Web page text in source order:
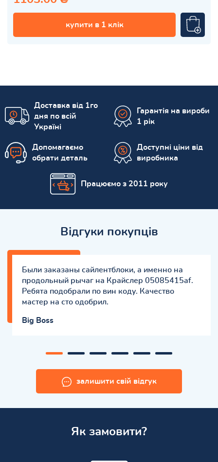
купити в 1 клік
Доставка від 1го
дня по всій
Україні
Гарантія на вироби
1 рік
Допомагаємо
обрати деталь
Доступні ціни від
виробника
Працюємо з 2011 року
Відгуки покупців
Были заказаны сайлентблоки, а именно на
продольный рычаг на Крайслер 05085415af.
Ребята подобрали по вин коду. Качество
мастер на сто одобрил.
Big Boss
залишити свій відгук
Як замовити?